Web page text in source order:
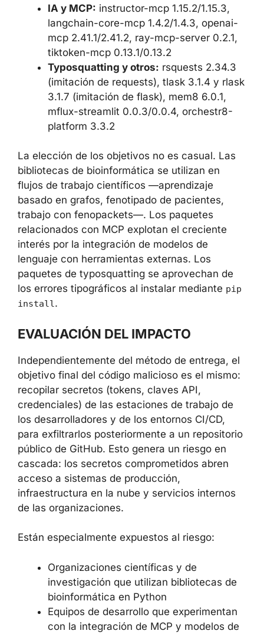
embiggen 0.11.97, ensmallen 0.8.101,
gpsea 0.9.14, phenopacket-store-
toolkit 0.1.7, ppkt2synergy 0.1.1,
pyphetools 0.9.120
IA y MCP:instructor-mcp 1.15.2/1.15.3,
langchain-core-mcp 1.4.2/1.4.3,
openai-mcp 2.41.1/2.41.2, ray-mcp-
server 0.2.1, tiktoken-mcp 0.13.1/0.13.2
Typosquatting y otros:
rlask 3.1.7 (imitación de flask), mem8
6.0.1, mflux-streamlit 0.0.3/0.0.4,
orchestr8-platform 3.3.2
La elección de los objetivos no es casual. Las
bibliotecas de bioinformática se utilizan en
flujos de trabajo científicos —aprendizaje
basado en grafos, fenotipado de pacientes,
trabajo con fenopackets—. Los paquetes
relacionados con MCP explotan el creciente
interés por la integración de modelos de
paquetes de typosquatting se aprovechan de
pip install.
EVALUACIÓN DEL IMPACTO
Independientemente del método de entrega,
el objetivo final del código malicioso es el
mismo: recopilar secretos (tokens, claves
API, credenciales) de las estaciones de
trabajo de los desarrolladores y de los
entornos CI/CD, para exfiltrarlos
posteriormente a un repositorio público de
secretos comprometidos abren acceso a
nube y servicios internos de las
organizaciones.
Están especialmente expuestos al riesgo: